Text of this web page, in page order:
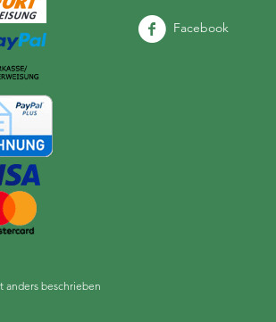
Facebook
beschrieben